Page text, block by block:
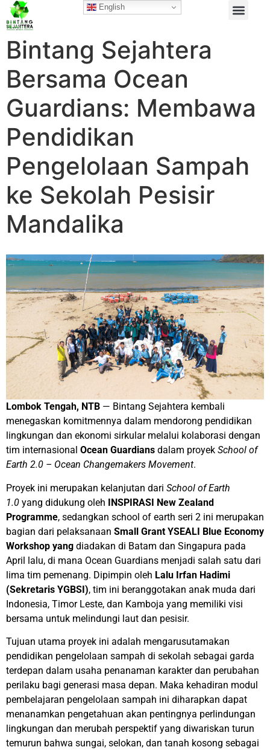
English
Bintang Sejahtera
Bersama Ocean
Guardians: Membawa
Pendidikan
Pengelolaan Sampah
ke Sekolah Pesisir
Mandalika
Lombok Tengah, NTB — Bintang Sejahtera kembali
menegaskan komitmennya dalam mendorong pendidikan
lingkungan dan ekonomi sirkular melalui kolaborasi dengan
tim internasional Ocean Guardians dalam proyek School of
Earth 2.0 – Ocean Changemakers Movement.
Proyek ini merupakan kelanjutan dari School of Earth
1.0 yang didukung oleh INSPIRASI New Zealand
Programme, sedangkan school of earth seri 2 ini merupakan
bagian dari pelaksanaan Small Grant YSEALI Blue Economy
Workshop yang diadakan di Batam dan Singapura pada
April lalu, di mana Ocean Guardians menjadi salah satu dari
lima tim pemenang. Dipimpin oleh Lalu Irfan Hadimi
(Sekretaris YGBSI), tim ini beranggotakan anak muda dari
Indonesia, Timor Leste, dan Kamboja yang memiliki visi
bersama untuk melindungi laut dan pesisir.
Tujuan utama proyek ini adalah mengarusutamakan
pendidikan pengelolaan sampah di sekolah sebagai garda
terdepan dalam usaha penanaman karakter dan perubahan
perilaku bagi generasi masa depan. Maka kehadiran modul
pembelajaran pengelolaan sampah ini diharapkan dapat
menanamkan pengetahuan akan pentingnya perlindungan
lingkungan dan merubah perspektif yang diwariskan turun
temurun bahwa sungai, selokan, dan tanah kosong sebagai